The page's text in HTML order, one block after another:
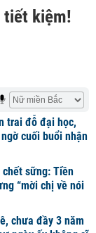
tiết kiệm!
trai đỗ đại học,
cuối buổi nhận
sững: Tiền
“mời chị về nói
chưa đầy 3 năm